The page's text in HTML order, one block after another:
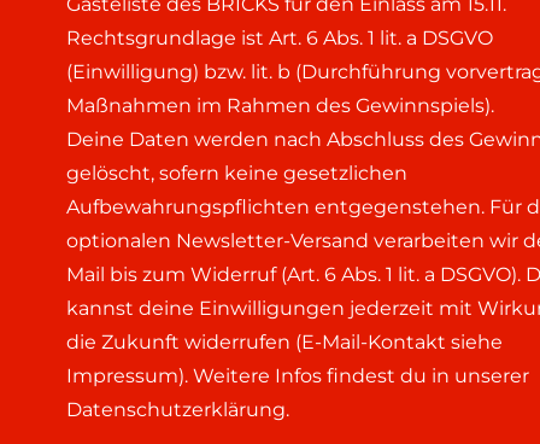
Rechtsgrundlage ist Art. 6 Abs. 1 lit. a DSGVO
(Einwilligung) bzw. lit. b (Durchführung
Maßnahmen im Rahmen des Gewinnspiels).
Deine Daten werden nach Abschluss des
gelöscht, sofern keine gesetzlichen
Aufbewahrungspflichten entgegenstehen. Für
optionalen Newsletter-Versand verarbeiten wir
Mail bis zum Widerruf (Art. 6 Abs. 1 lit. a DSGVO).
kannst deine Einwilligungen jederzeit mit
die Zukunft widerrufen (E-Mail-Kontakt siehe
Impressum). Weitere Infos findest du in unserer
Datenschutzerklärung.